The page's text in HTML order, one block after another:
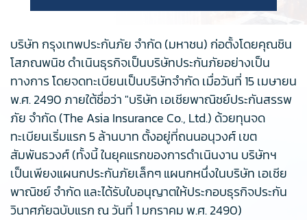
บริษัท กรุงเทพประกันภัย จำกัด (มหาชน) ก่อตั้งโดยคุณชิน
โสภณพนิช ดำเนินธุรกิจเป็นบริษัทประกันภัยอย่างเป็น
ทางการ โดยจดทะเบียนเป็นบริษัทจำกัด เมื่อวันที่ 15 เมษายน
พ.ศ. 2490 ภายใต้ชื่อว่า "บริษัท เอเชียพาณิชย์ประกันสรรพ
ภัย จำกัด (The Asia Insurance Co., Ltd.) ด้วยทุนจด
ทะเบียนเริ่มแรก 5 ล้านบาท ตั้งอยู่ที่ถนนอนุวงศ์ เขต
สัมพันธวงศ์ (ทั้งนี้ ในยุคแรกของการดำเนินงาน บริษัทฯ
เป็นเพียงแผนกประกันภัยเล็กๆ แผนกหนึ่งในบริษัท เอเชีย
พาณิชย์ จำกัด และได้รับใบอนุญาตให้ประกอบธุรกิจประกัน
วินาศภัยฉบับแรก ณ วันที่ 1 มกราคม พ.ศ. 2490)